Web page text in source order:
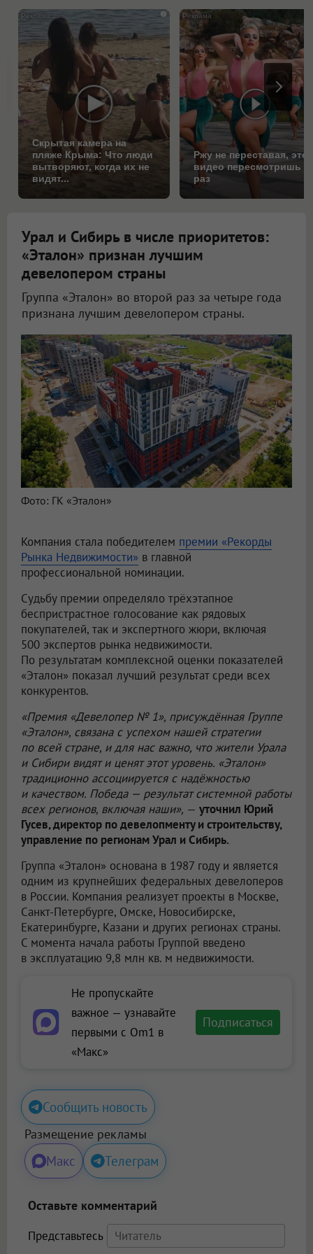
i
Скрытая камера на
пляже Крыма: Что люди
вытворяют, когда их не
видят...
Ржу не переставая, это
видео пересмотришь
раз
Урал и Сибирь в числе приоритетов:
«Эталон» признан лучшим
девелопером страны
Группа «Эталон» во второй раз за четыре года
признана лучшим девелопером страны.
Фото: ГК «Эталон»
Компания стала победителем премии «Рекорды
Рынка Недвижимости» в главной
профессиональной номинации.
Судьбу премии определяло трёхэтапное
беспристрастное голосование как рядовых
покупателей, так и экспертного жюри, включая
500 экспертов рынка недвижимости.
По результатам комплексной оценки показателей
«Эталон» показал лучший результат среди всех
конкурентов.
«Премия «Девелопер № 1», присуждённая Группе
«Эталон», связана с успехом нашей стратегии
по всей стране, и для нас важно, что жители Урала
и Сибири видят и ценят этот уровень. «Эталон»
традиционно ассоциируется с надёжностью
и качеством. Победа — результат системной работы
всех регионов, включая наши», — уточнил Юрий
Гусев, директор по девелопменту и строительству,
управление по регионам Урал и Сибирь.
Группа «Эталон» основана в 1987 году и является
одним из крупнейших федеральных девелоперов
в России. Компания реализует проекты в Москве,
Санкт-Петербурге, Омске, Новосибирске,
Екатеринбурге, Казани и других регионах страны.
С момента начала работы Группой введено
в эксплуатацию 9,8 млн кв. м недвижимости.
Не пропускайте
важное — узнавайте
первыми с Om1 в
«Макс»
Подписаться
Сообщить новость
Размещение рекламы
Макс Телеграм
Оставьте комментарий
Представьтесь